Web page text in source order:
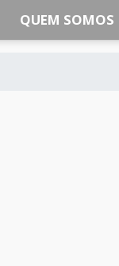
QUEM SOMOS